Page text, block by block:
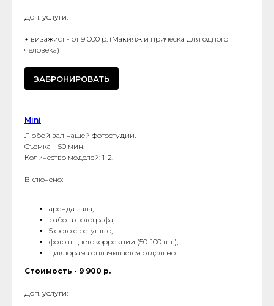
Доп. услуги:
+ визажист - от 9 000 р. (Макияж и прическа для одного
человека)
ЗАБРОНИРОВАТЬ
Mini
Любой зал нашей фотостудии.
Cъемка – 50 мин.
Количество моделей: 1-2.
Включено:
аренда зала;
работа фотографа;
5 фото с ретушью;
фото в цветокоррекции (50-100 шт.);
циклорама оплачивается отдельно.
Стоимость - 9 900 р.
Доп. услуги: